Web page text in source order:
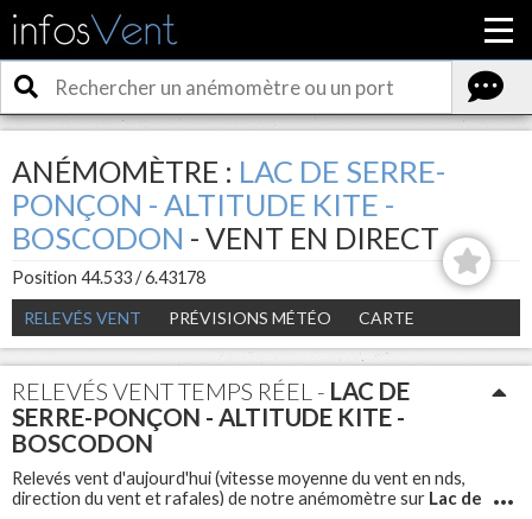
ANÉMOMÈTRE : LAC DE SERRE-
PONÇON - ALTITUDE KITE -
BOSCODON - VENT EN DIRECT
Position 44.533 / 6.43178
RELEVÉS VENT
PRÉVISIONS MÉTÉO CARTE
RELEVÉS VENT TEMPS RÉEL - LAC DE
SERRE-PONÇON - ALTITUDE KITE -
BOSCODON
Relevés vent d'aujourd'hui (vitesse moyenne du vent en nds,
direction du vent et rafales) de notre anémomètre sur Lac de